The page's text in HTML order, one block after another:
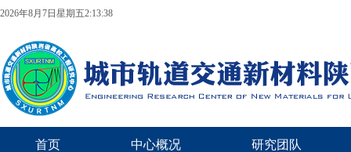
2026年8月7日星期五2:13:39
首页 中心概况 研究团队